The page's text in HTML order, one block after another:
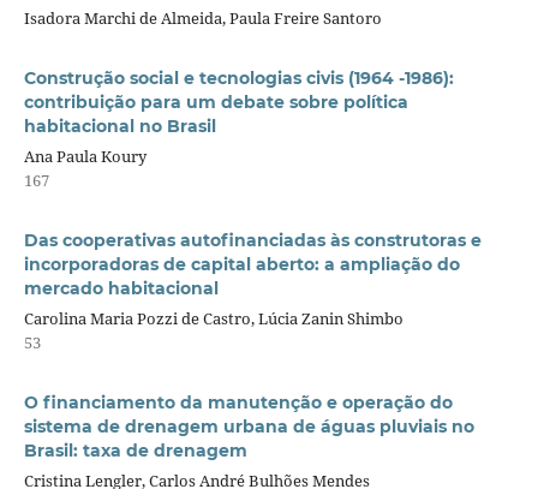
Isadora Marchi de Almeida, Paula Freire Santoro
Construção social e tecnologias civis (1964 -1986):
contribuição para um debate sobre política
habitacional no Brasil
Ana Paula Koury
167
Das cooperativas autofinanciadas às construtoras e
incorporadoras de capital aberto: a ampliação do
mercado habitacional
Carolina Maria Pozzi de Castro, Lúcia Zanin Shimbo
53
O financiamento da manutenção e operação do
sistema de drenagem urbana de águas pluviais no
Brasil: taxa de drenagem
Cristina Lengler, Carlos André Bulhões Mendes